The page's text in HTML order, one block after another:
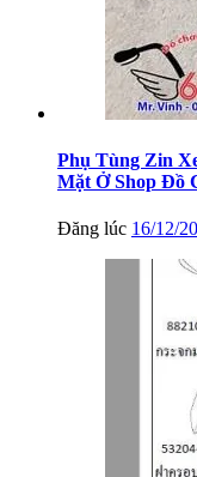
Phụ Tùng Zin
Mặt Ở Shop Đồ
Đăng lúc 16/12/